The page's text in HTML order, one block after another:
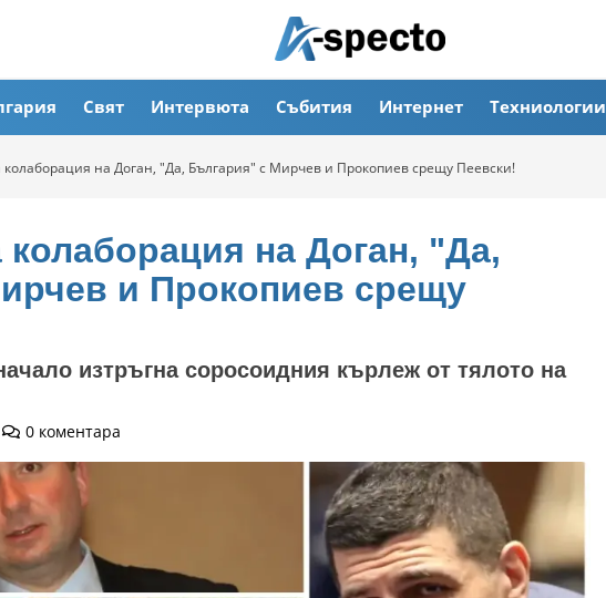
Свят Интервюта Събития Интернет Техниологии
колаборация на Доган, "Да, България" с Мирчев и Прокопиев срещу Пеевски!
колаборация на Доган, "Да,
и Прокопиев срещу
изтръгна соросоидния кърлеж от тялото на
0 коментара